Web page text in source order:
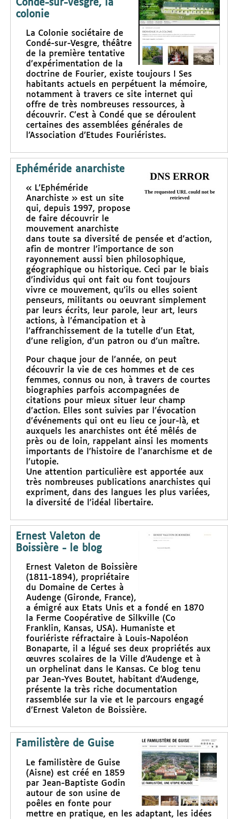
Condé-sur-Vesgre, la
colonie
La Colonie sociétaire de
Condé-sur-Vesgre, théâtre
de la première tentative
d’expérimentation de la
doctrine de Fourier, existe toujours ! Ses
habitants actuels en perpétuent la mémoire,
notamment à travers ce site internet qui
offre de très nombreuses ressources, à
découvrir. C’est à Condé que se déroulent
certaines des assemblées générales de
l’Association d’Etudes Fouriéristes.
Ephéméride anarchiste
« L’Ephéméride
Anarchiste » est un site
qui, depuis 1997, propose
de faire découvrir le
mouvement anarchiste
dans toute sa diversité de pensée et d’action,
afin de montrer l’importance de son
rayonnement aussi bien philosophique,
géographique ou historique. Ceci par le biais
d’individus qui ont fait ou font toujours
vivre ce mouvement, qu’ils ou elles soient
penseurs, militants ou oeuvrant simplement
par leurs écrits, leur parole, leur art, leurs
actions, à l’émancipation et à
l’affranchissement de la tutelle d’un Etat,
d’une religion, d’un patron ou d’un maître.
Pour chaque jour de l’année, on peut
découvrir la vie de ces hommes et de ces
femmes, connus ou non, à travers de courtes
biographies parfois accompagnées de
citations pour mieux situer leur champ
d’action. Elles sont suivies par l’évocation
d’événements qui ont eu lieu ce jour-là, et
auxquels les anarchistes ont été mêlés de
près ou de loin, rappelant ainsi les moments
importants de l’histoire de l’anarchisme et de
l’utopie.
Une attention particulière est apportée aux
très nombreuses publications anarchistes qui
expriment, dans des langues les plus variées,
la diversité de l’idéal libertaire.
Ernest Valeton de
Boissière - le blog
Ernest Valeton de Boissière
(1811-1894), propriétaire
du Domaine de Certes à
Audenge (Gironde, France),
a émigré aux Etats Unis et a fondé en 1870
la Ferme Coopérative de Silkville (Co
Franklin, Kansas, USA). Humaniste et
fouriériste réfractaire à Louis-Napoléon
Bonaparte, il a légué ses deux propriétés aux
œuvres scolaires de la Ville d’Audenge et à
un orphelinat dans le Kansas. Ce blog tenu
par Jean-Yves Boutet, habitant d’Audenge,
présente la très riche documentation
rassemblée sur la vie et le parcours engagé
d’Ernest Valeton de Boissière.
Familistère de Guise
Le familistère de Guise
(Aisne) est créé en 1859
par Jean-Baptiste Godin
autour de son usine de
poêles en fonte pour
mettre en pratique, en les adaptant, les idées